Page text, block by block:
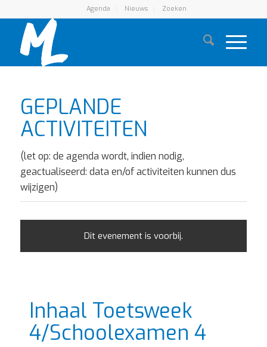
Agenda Nieuws Zoeken
GEPLANDE
ACTIVITEITEN
(let op: de agenda wordt, indien nodig,
geactualiseerd: data en/of activiteiten kunnen dus
wijzigen)
Dit evenement is voorbij.
Inhaal Toetsweek
4/Schoolexamen 4